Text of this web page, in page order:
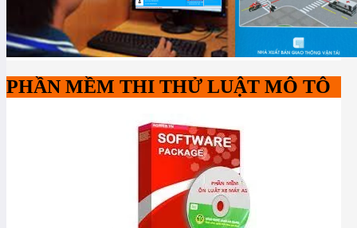
PHẦN MỀM THI THỬ LUẬT MÔ TÔ